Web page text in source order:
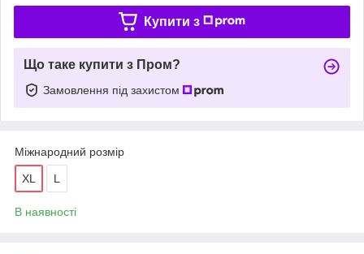
Купити з
Що таке купити з Пром?
Замовлення під захистом
Міжнародний розмір
XL L
В наявності